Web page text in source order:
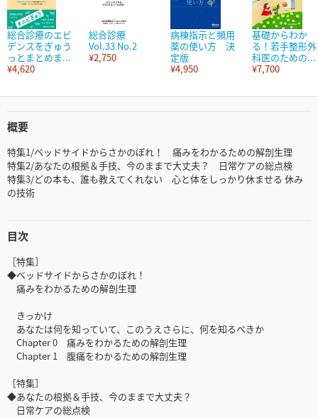
総合診療のエビ
デンスをぎゅう
っとまとめま...
¥4,620
総合診療
Vol.33 No.2
¥2,750
病棟指示と頻用
薬の使い方 決
定版
¥4,950
基礎からわか
る！若手整形外
科医のための...
¥7,700
概要
特集1/ベッドサイドからさかのぼれ！ 痛みをわかるための解剖生理
特集2/あなたの根拠＆手技、今のままで大丈夫？ 日常ケアの総点検
特集3/どの本も、誰も教えてくれない 心と体をしっかり休ませる 休み
の技術
目次
［特集］
◆ベッドサイドからさかのぼれ！
痛みをわかるための解剖生理
きっかけ
あなたは何を知っていて、このうえさらに、何を知るべきか
Chapter 0 痛みをわかるための解剖生理
Chapter 1 腹痛をわかるための解剖生理
［特集］
◆あなたの根拠＆手技、今のままで大丈夫？
日常ケアの総点検